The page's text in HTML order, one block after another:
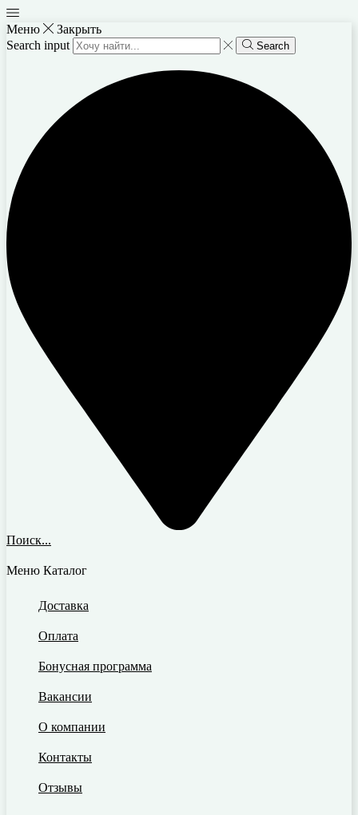
Меню
Закрыть
Search input
Search
Поиск...
Меню Каталог
Доставка
Оплата
Бонусная программа
Вакансии
О компании
Контакты
Отзывы